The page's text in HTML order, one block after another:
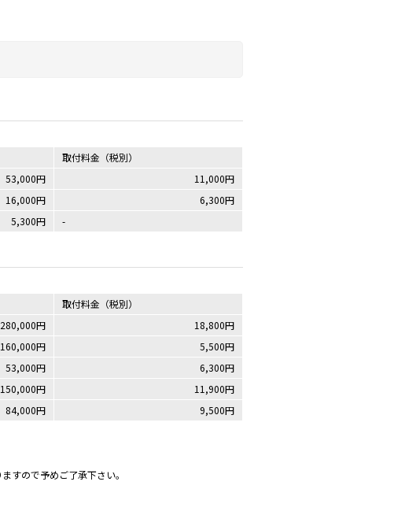
取付料金（税別）
53,000円
11,000円
16,000円
6,300円
5,300円 -
取付料金（税別）
280,000円
18,800円
160,000円
5,500円
53,000円
6,300円
150,000円
11,900円
84,000円
9,500円
すので予めご了承下さい。